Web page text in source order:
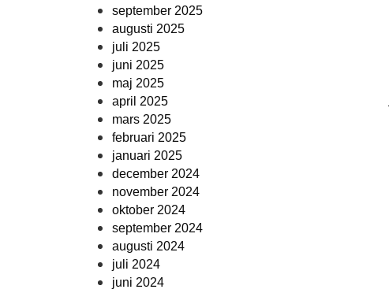
september 2025
augusti 2025
juli 2025
juni 2025
maj 2025
april 2025
mars 2025
februari 2025
januari 2025
december 2024
november 2024
oktober 2024
september 2024
augusti 2024
juli 2024
juni 2024